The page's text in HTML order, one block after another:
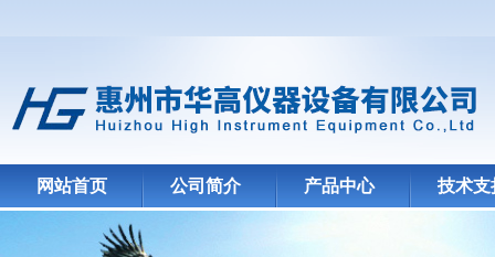
网站首页 公司简介 产品中心 技术支